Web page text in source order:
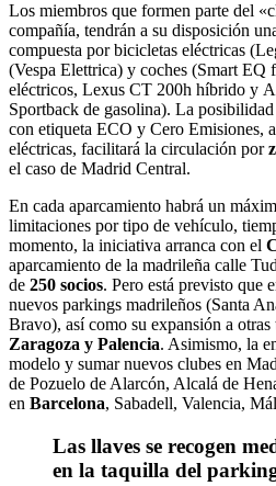
Los miembros que formen parte del
compañía, tendrán a su disposición
compuesta por bicicletas eléctricas
(Vespa Elettrica) y coches (Smart
eléctricos, Lexus CT 200h híbrido y
Sportback de gasolina). La
con etiqueta ECO y Cero Emisiones,
eléctricas, facilitará la circulación por
el caso de Madrid Central.
En cada aparcamiento habrá un
limitaciones por tipo de vehículo,
momento, la iniciativa arranca con el
aparcamiento de la madrileña calle
de 250 socios. Pero está previsto que
nuevos parkings madrileños (Santa
Bravo), así como su expansión a otras
Zaragoza y Palencia. Asimismo, la
modelo y sumar nuevos clubes en
de Pozuelo de Alarcón, Alcalá de
en Barcelona, Sabadell, Valencia,
Las llaves se recogen
en la taquilla del